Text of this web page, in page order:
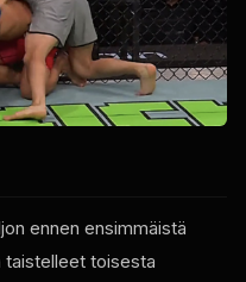
ennen ensimmäistä
taistelleet toisesta